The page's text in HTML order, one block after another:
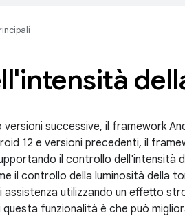
versioni successive, il framework
12 e versioni precedenti, il
il controllo dell'intensità
il controllo della luminosità della
assistenza utilizzando un effetto
funzionalità è che può